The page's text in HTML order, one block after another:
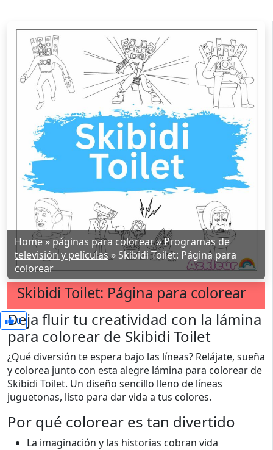
Home»páginas para colorear»Programas de
televisión y películas»Skibidi Toilet: Página para
colorear
Skibidi Toilet: Página para colorear
0
Deja fluir tu creatividad con la lámina
para colorear de Skibidi Toilet
¿Qué diversión te espera bajo las líneas? Relájate, sueña
y colorea junto con esta alegre lámina para colorear de
Skibidi Toilet. Un diseño sencillo lleno de líneas
juguetonas, listo para dar vida a tus colores.
Por qué colorear es tan divertido
La imaginación y las historias cobran vida